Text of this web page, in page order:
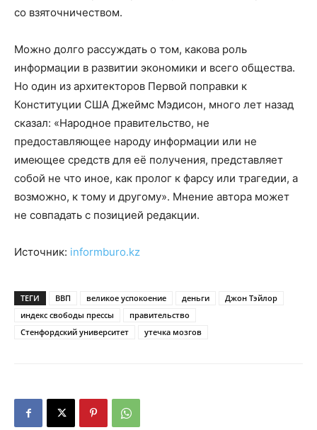
со взяточничеством.
Можно долго рассуждать о том, какова роль
информации в развитии экономики и всего общества.
Но один из архитекторов Первой поправки к
Конституции США Джеймс Мэдисон, много лет назад
сказал: «Народное правительство, не
предоставляющее народу информации или не
имеющее средств для её получения, представляет
собой не что иное, как пролог к фарсу или трагедии, а
возможно, к тому и другому». Мнение автора может
не совпадать с позицией редакции.
Источник: informburo.kz
ТЕГИ ВВП великое успокоение деньги
Джон Тэйлор
индекс свободы прессы
правительство
Стенфордский университет
утечка мозгов